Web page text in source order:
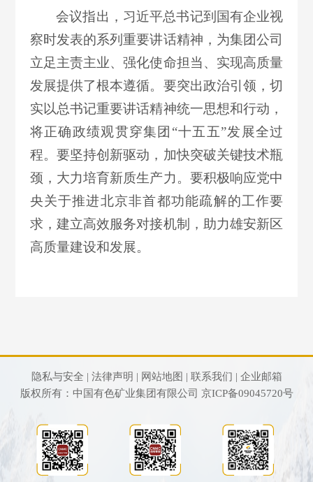
会议指出，习近平总书记到国有企业视
察时发表的系列重要讲话精神，为集团公司
立足主责主业、强化使命担当、实现高质量
发展提供了根本遵循。要突出政治引领，切
实以总书记重要讲话精神统一思想和行动，
将正确政绩观贯穿集团“十五五”发展全过
程。要坚持创新驱动，加快突破关键技术瓶
颈，大力培育新质生产力。要积极响应党中
央关于推进北京非首都功能疏解的工作要
求，建立高效服务对接机制，助力雄安新区
高质量建设和发展。
隐私与安全 | 法律声明 | 网站地图 | 联系我们 | 企业邮箱
版权所有：中国有色矿业集团有限公司 京ICP备09045720号